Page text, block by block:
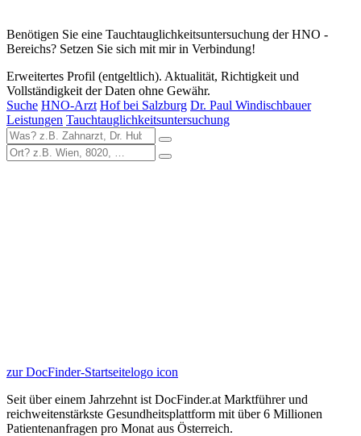
Benötigen Sie eine Tauchtauglichkeitsuntersuchung der HNO -
Bereichs? Setzen Sie sich mit mir in Verbindung!
Erweitertes Profil (entgeltlich). Aktualität, Richtigkeit und
Vollständigkeit der Daten ohne Gewähr.
Suche HNO-Arzt Hof bei Salzburg Dr. Paul Windischbauer
Leistungen Tauchtauglichkeitsuntersuchung
zur DocFinder-Startseitelogo icon
Seit über einem Jahrzehnt ist DocFinder.at Marktführer und
reichweitenstärkste Gesundheitsplattform mit über 6 Millionen
Patientenanfragen pro Monat aus Österreich.